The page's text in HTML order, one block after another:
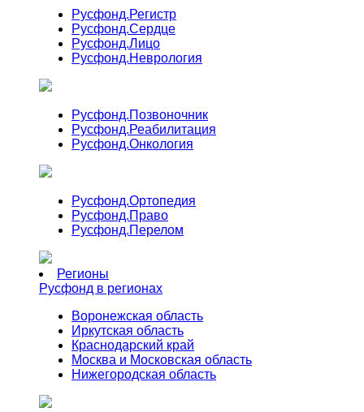
Русфонд.Регистр
Русфонд.Сердце
Русфонд.Лицо
Русфонд.Неврология
Русфонд.Позвоночник
Русфонд.Реабилитация
Русфонд.Онкология
Русфонд.Ортопедия
Русфонд.Право
Русфонд.Перелом
Регионы
Русфонд в регионах
Воронежская область
Иркутская область
Краснодарский край
Москва и Московская область
Нижегородская область